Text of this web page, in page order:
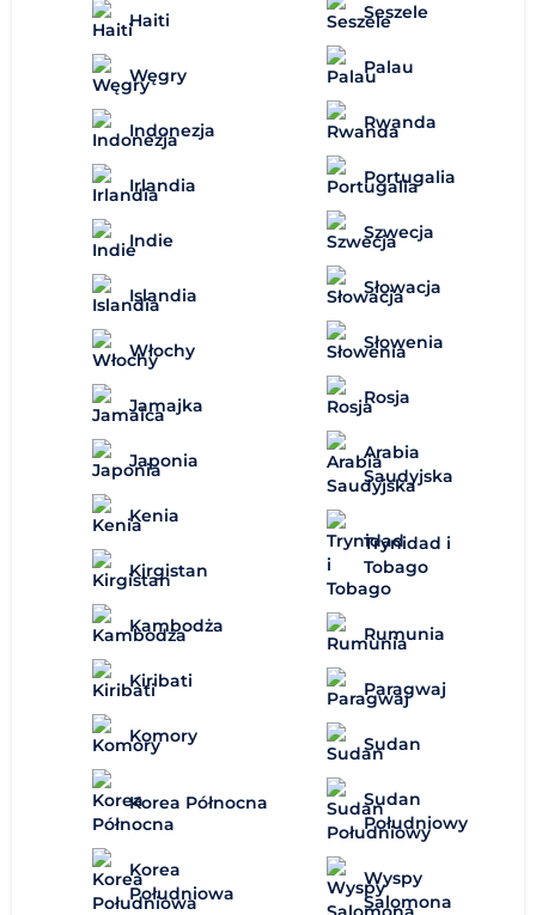
Haiti
Węgry
Indonezja
Irlandia
Indie
Islandia
Włochy
Jamajka
Japonia
Kenia
Kirgistan
Kambodża
Kiribati
Komory
Korea Północna
Korea
Południowa
Seszele
Palau
Rwanda
Portugalia
Szwecja
Słowacja
Słowenia
Rosja
Arabia
Saudyjska
Trynidad i
Tobago
Rumunia
Paragwaj
Sudan
Sudan
Południowy
Wyspy
Salomona